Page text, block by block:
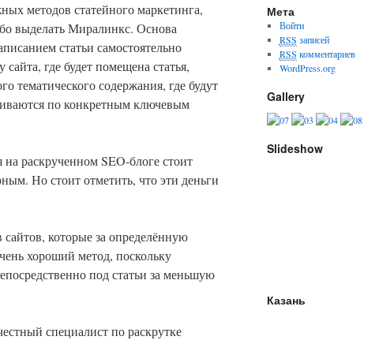
методов статейного маркетинга,
выделать Миралинкс. Основа
статьи самостоятельно
где будет помещена статья,
тематического содержания, где будут
по конкретным ключевым
раскрученном SEO-блоге стоит
Но стоит отметить, что эти деньги
которые за определённую
хороший метод, поскольку
под статьи за меньшую
специалист по раскрутке
Мета
Войти
RSS записей
RSS комментариев
WordPress.org
Gallery
Slideshow
Казань